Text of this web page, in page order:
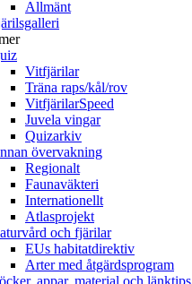
Allmänt
Vitfjärilar
Träna raps/kål/rov
VitfjärilarSpeed
Juvela vingar
Quizarkiv
övervakning
Regionalt
Faunaväkteri
Internationellt
Atlasprojekt
och fjärilar
EUs habitatdirektiv
Arter med åtgärdsprogram
appar, material och länktips